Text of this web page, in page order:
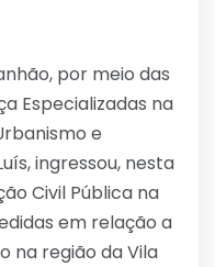
por meio das
Especializadas na
e
ingressou, nesta
Civil Pública na
em relação a
na região da Vila